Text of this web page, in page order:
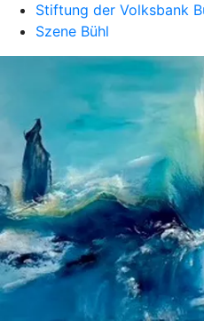
Stiftung der Volksbank
Szene Bühl